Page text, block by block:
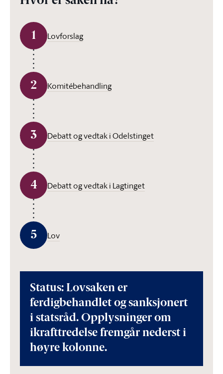
1 Lovforslag
2 Komitébehandling
3 Debatt og vedtak i Odelstinget
4 Debatt og vedtak i Lagtinget
5 Lov
Status: Lovsaken er
ferdigbehandlet og sanksjonert
i statsråd. Opplysninger om
ikrafttredelse fremgår nederst i
høyre kolonne.